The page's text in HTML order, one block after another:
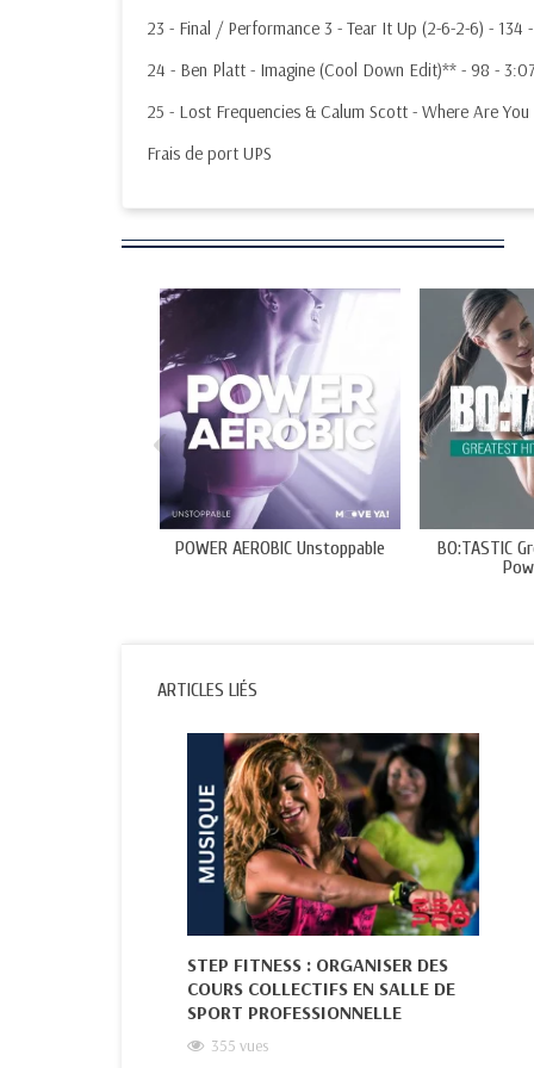
23 - Final / Performance 3 - Tear It Up (2-6-2-6) - 134
24 - Ben Platt - Imagine (Cool Down Edit)** - 98 -
25 - Lost Frequencies & Calum Scott - Where Are
Frais de port UPS
POWER AEROBIC Unstoppable
BO:TASTIC
‹
ARTICLES LIÉS
STEP FITNESS : ORGANISER DES
COURS COLLECTIFS EN SALLE DE
SPORT PROFESSIONNELLE
355 vues